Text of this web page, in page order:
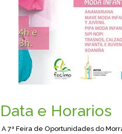
Data e Horarios
A 7ª Feira de Oportunidades do